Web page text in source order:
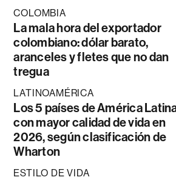
COLOMBIA
La mala hora del exportador
colombiano: dólar barato,
aranceles y fletes que no dan
tregua
LATINOAMÉRICA
Los 5 países de América
con mayor calidad de vida en
2026, según clasificación de
Wharton
ESTILO DE VIDA